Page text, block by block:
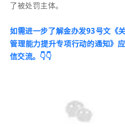
了被处罚主体。
如需进一步了解金办发93号文《
管理能力提升专项行动的通知》
信交流。👇👇